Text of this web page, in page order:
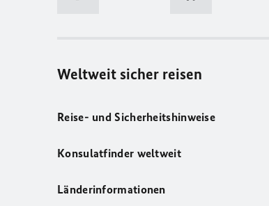
Weltweit sicher reisen
Reise- und Sicherheitshinweise
Konsulatfinder weltweit
Länderinformationen